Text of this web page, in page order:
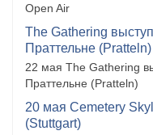
Open Air
The Gathering
Праттельне (Pratteln)
22 мая The Gathering
Праттельне (Pratteln)
20 мая Cemetery
(Stuttgart)